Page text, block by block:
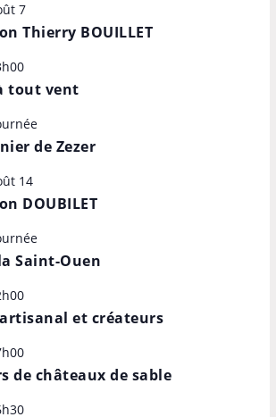
7
Thierry BOUILLET
tout vent
de Zezer
14
DOUBILET
Saint-Ouen
et créateurs
de châteaux de sable